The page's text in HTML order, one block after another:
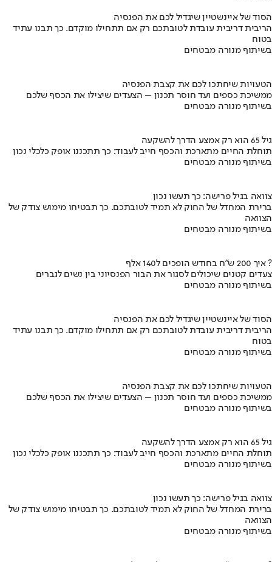
הסוד של איינשטיין שיגדיל לכם את הפנסיה
הריבית דריבית עובדת לטובתכם רק אם תתחילו מוקדם. כך תבנו עתיד
בטוח
בשיתוף מנורה מבטחים
הטעויות שיחתכו לכם את קצבת הפנסיה
ממשיכת כספים ועד חוסר תכנון – הצעדים שיצילו את הכסף שלכם
בשיתוף מנורה מבטחים
גיל 65 הוא רק אמצע הדרך להשקעה
תוחלת החיים מתארכת והכסף חייב לעבוד: כך תתכננו אופק כלכלי נכון
בשיתוף מנורה מבטחים
צוואה בגיל פרישה: כך תעשו נכון
ברירת המחדל של החוק לא תמיד לטובתכם. כך תבטיחו מימוש צודק של
הצוואה
בשיתוף מנורה מבטחים
איך 200 ש"ח בחודש הופכים ל140 אלף ?
צעדים קטנים שיכולים לסגור את הבור הפנסיוני בין נשים לגברים
בשיתוף מנורה מבטחים
הסוד של איינשטיין שיגדיל לכם את הפנסיה
הריבית דריבית עובדת לטובתכם רק אם תתחילו מוקדם. כך תבנו עתיד
בטוח
בשיתוף מנורה מבטחים
הטעויות שיחתכו לכם את קצבת הפנסיה
ממשיכת כספים ועד חוסר תכנון – הצעדים שיצילו את הכסף שלכם
בשיתוף מנורה מבטחים
גיל 65 הוא רק אמצע הדרך להשקעה
תוחלת החיים מתארכת והכסף חייב לעבוד: כך תתכננו אופק כלכלי נכון
בשיתוף מנורה מבטחים
צוואה בגיל פרישה: כך תעשו נכון
ברירת המחדל של החוק לא תמיד לטובתכם. כך תבטיחו מימוש צודק של
הצוואה
בשיתוף מנורה מבטחים